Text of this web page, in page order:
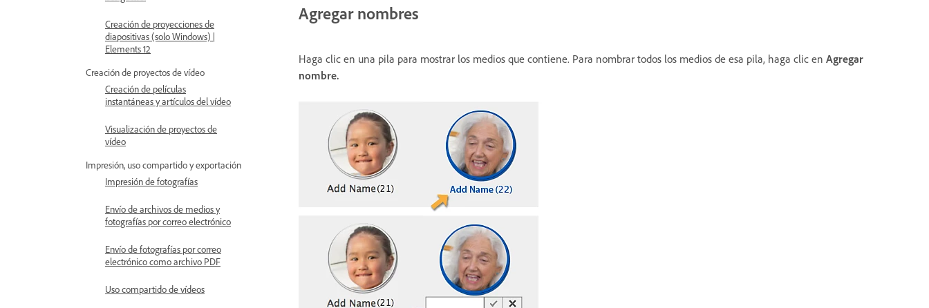
Creación de proyecciones de
diapositivas (solo Windows) |
Elements 12
Creación de proyectos de vídeo
Creación de películas
instantáneas y artículos del vídeo
Visualización de proyectos de
vídeo
Impresión, uso compartido y exportación
Impresión de fotografías
Envío de archivos de medios y
fotografías por correo electrónico
Envío de fotografías por correo
electrónico como archivo PDF
Uso compartido de vídeos
Agregar nombres
Haga clic en una pila para mostrar los medios que contiene. Para nombrar todos los medios de esa pila, haga clic en Agregar
nombre.